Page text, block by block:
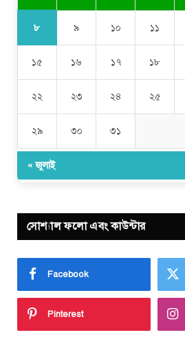
৮ ৯ ১০ ১১
১৫ ১৬ ১৭ ১৮
২২ ২৩ ২৪ ২৫
২৯ ৩০ ৩১
« জুলাই
সোশ্যাল ফলো এবং কাউন্টার
Facebook
Pinterest